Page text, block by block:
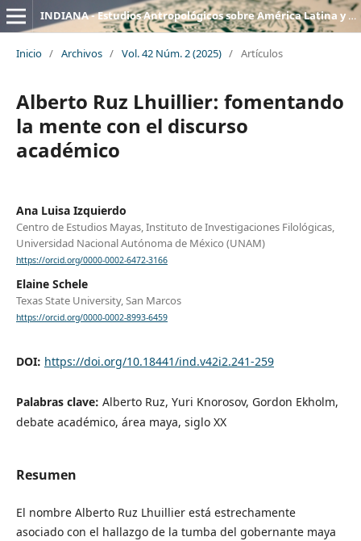
INDIANA - Estudios Antropológicos sobre América Latina y el Caribe
Inicio / Archivos / Vol. 42 Núm. 2 (2025) / Artículos
Alberto Ruz Lhuillier: fomentando
la mente con el discurso
académico
Ana Luisa Izquierdo
Centro de Estudios Mayas, Instituto de Investigaciones Filológicas,
Universidad Nacional Autónoma de México (UNAM)
https://orcid.org/0000-0002-6472-3166
Elaine Schele
Texas State University, San Marcos
https://orcid.org/0000-0002-8993-6459
DOI: https://doi.org/10.18441/ind.v42i2.241-259
Palabras clave: Alberto Ruz, Yuri Knorosov, Gordon Ekholm,
debate académico, área maya, siglo XX
Resumen
El nombre Alberto Ruz Lhuillier está estrechamente
asociado con el hallazgo de la tumba del gobernante maya